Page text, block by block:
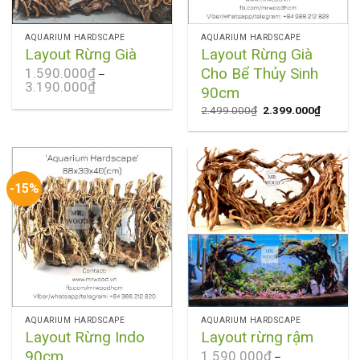
AQUARIUM HARDSCAPE
Layout Rừng Già
1.590.000₫ –
3.190.000₫
AQUARIUM HARDSCAPE
Layout Rừng Già
Cho Bể Thủy Sinh
90cm
2.499.000₫ 2.399.000₫
-15%
AQUARIUM HARDSCAPE
Layout Rừng Indo
AQUARIUM HARDSCAPE
Layout rừng rậm
1.590.000₫ –